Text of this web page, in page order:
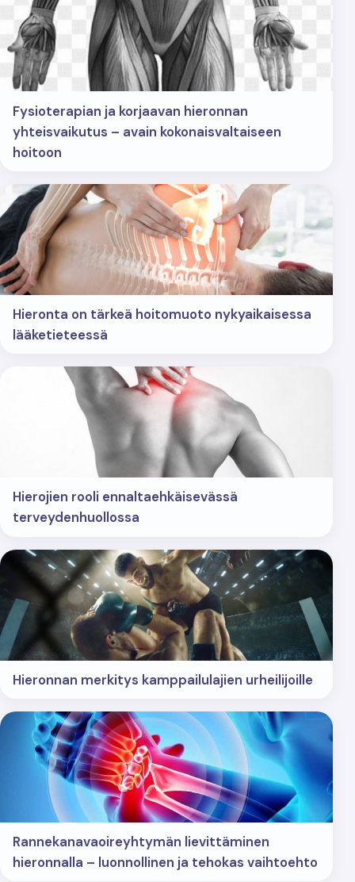
Fysioterapian ja korjaavan hieronnan
yhteisvaikutus – avain kokonaisvaltaiseen
hoitoon
Hieronta on tärkeä hoitomuoto nykyaikaisessa
lääketieteessä
Hierojien rooli ennaltaehkäisevässä
terveydenhuollossa
Hieronnan merkitys kamppailulajien urheilijoille
Rannekanavaoireyhtymän lievittäminen
hieronnalla – luonnollinen ja tehokas vaihtoehto